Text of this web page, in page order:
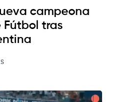
campeona
Fútbol tras